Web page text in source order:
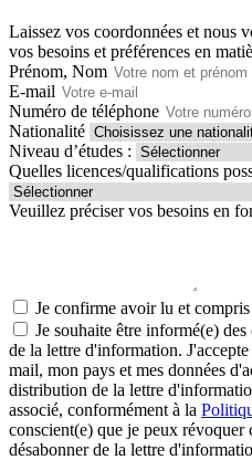
Laissez vos coordonnées et nous
vos besoins et préférences en
Prénom, Nom
E-mail
Numéro de téléphone
Nationalité
Niveau d’études :
Quelles licences/qualifications
Veuillez préciser vos besoins en
Je confirme avoir lu et compris
Je souhaite être informé(e)
de la lettre d'information.
mail, mon pays et mes données
distribution de la lettre
associé, conformément à la
conscient(e) que je peux révoquer
désabonner de la lettre